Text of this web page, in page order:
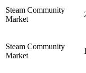
Steam Community
Market
Steam Community
Market